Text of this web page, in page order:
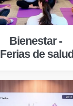
Bienestar -
Ferias de salud